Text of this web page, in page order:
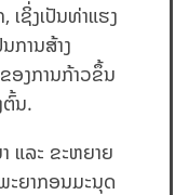
ຊິ່ງເປັນທ່າແຮງ
ການສ້າງ
ອງການກ້າວຂຶ້ນ
ຕົ້ນ.
ແລະ ຂະຫຍາຍ
ະຍາກອນມະນຸດ